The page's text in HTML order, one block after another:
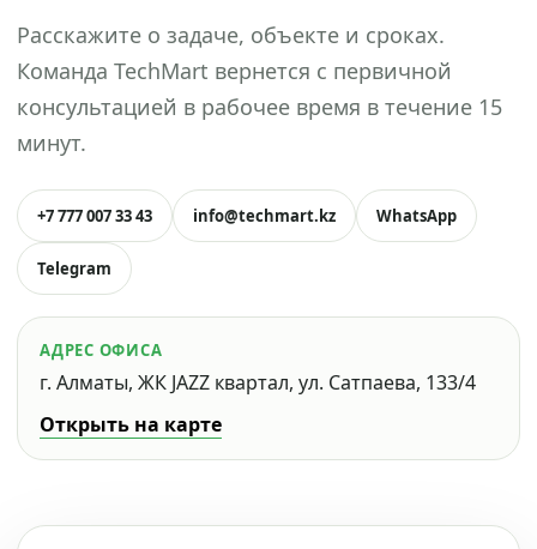
Расскажите о задаче, объекте и сроках.
Команда TechMart вернется с первичной
консультацией в рабочее время в течение 15
минут.
+7 777 007 33 43 info@techmart.kz WhatsApp
Telegram
АДРЕС ОФИСА
г. Алматы, ЖК JAZZ квартал, ул. Сатпаева, 133/4
Открыть на карте